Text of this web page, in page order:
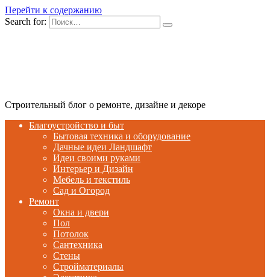
Перейти к содержанию
Search for:
Строительный блог о ремонте, дизайне и декоре
Благоустройство и быт
Бытовая техника и оборудование
Дачные идеи Ландшафт
Идеи своими руками
Интерьер и Дизайн
Мебель и текстиль
Сад и Огород
Ремонт
Окна и двери
Пол
Потолок
Сантехника
Стены
Стройматериалы